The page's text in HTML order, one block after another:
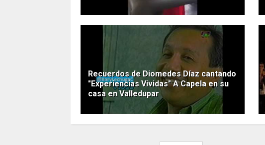
Recuerdos de Diomedes Díaz cantando
"Experiencias Vividas" A Capela en su
casa en Valledupar